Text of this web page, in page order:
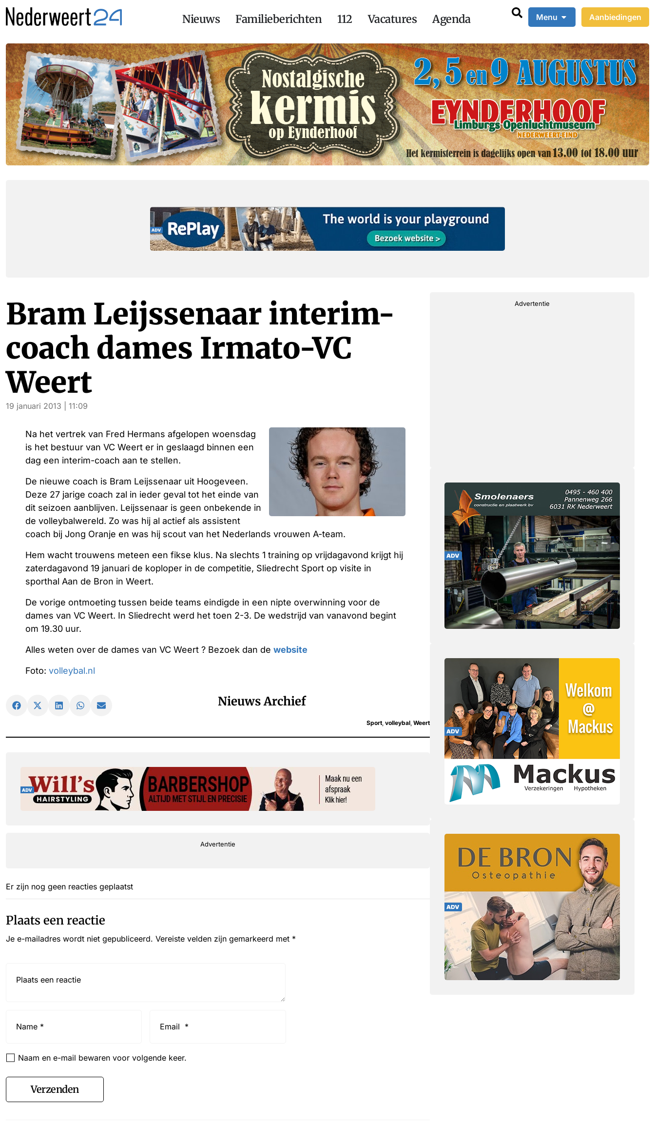
Nieuws Familieberichten 112 Vacatures Agenda Menu Aanbiedingen
Bram Leijssenaar interim-
coach dames Irmato-VC
Weert
19 januari 2013 | 11:09
Na het vertrek van Fred Hermans afgelopen woensdag
is het bestuur van VC Weert er in geslaagd binnen een
dag een interim-coach aan te stellen.
De nieuwe coach is Bram Leijssenaar uit Hoogeveen.
Deze 27 jarige coach zal in ieder geval tot het einde van
dit seizoen aanblijven. Leijssenaar is geen onbekende in
de volleybalwereld. Zo was hij al actief als assistent
coach bij Jong Oranje en was hij scout van het Nederlands vrouwen A-team.
Hem wacht trouwens meteen een fikse klus. Na slechts 1 training op vrijdagavond krijgt hij
zaterdagavond 19 januari de koploper in de competitie, Sliedrecht Sport op visite in
sporthal Aan de Bron in Weert.
De vorige ontmoeting tussen beide teams eindigde in een nipte overwinning voor de
dames van VC Weert. In Sliedrecht werd het toen 2-3. De wedstrijd van vanavond begint
om 19.30 uur.
Alles weten over de dames van VC Weert ? Bezoek dan de website
Foto: volleybal.nl
Nieuws Archief
Sport volleybal Weert
Advertentie
Er zijn nog geen reacties geplaatst
Plaats een reactie
Je e-mailadres wordt niet gepubliceerd. Vereiste velden zijn gemarkeerd met *
Naam en e-mail bewaren voor volgende keer.
Verzenden
Advertentie